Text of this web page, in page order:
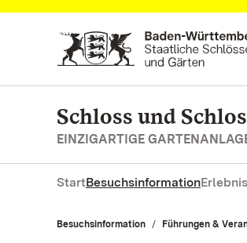
Zum Hauptinhalt springen
Schloss und
EINZIGARTIGE
StartBesuchsinformation
Besuchsinformation Führungen &